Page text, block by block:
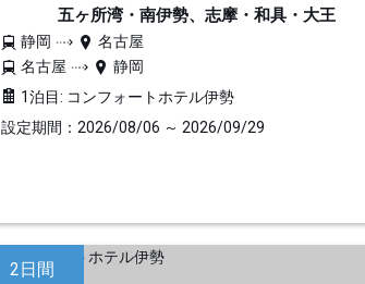
五ヶ所湾・南伊勢、志摩・和具・大王
静岡
名古屋
名古屋
静岡
1泊目: コンフォートホテル伊勢
設定期間：2026/08/06 ～ 2026/09/29
2日間